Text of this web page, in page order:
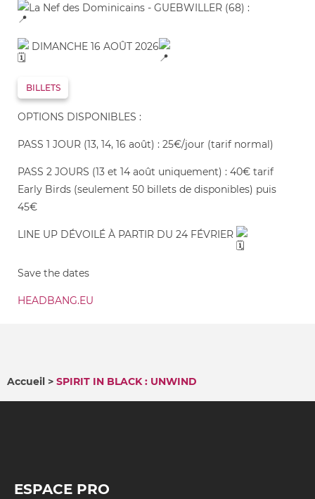
La Nef des Dominicains - GUEBWILLER (68) :
DIMANCHE 16 AOÛT 2026
BILLETS
OPTIONS DISPONIBLES :
PASS 1 JOUR (13, 14, 16 août) : 25€/jour (tarif normal)
PASS 2 JOURS (13 et 14 août uniquement) : 40€ tarif
Early Birds (seulement 50 billets de disponibles) puis
45€
LINE UP DÉVOILÉ À PARTIR DU 24 FÉVRIER
Save the dates
HEADBANG.EU
Accueil SPIRIT IN BLACK : UNWIND
ESPACE PRO